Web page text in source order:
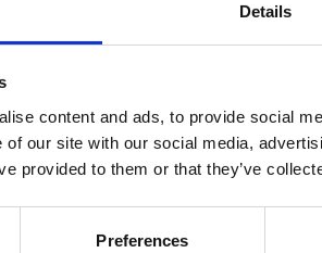
Details
content and ads, to provide social
of our site with our social media,
provided to them or that they’ve
Preferences
Person, die allein oder gemeinsam
o. Ä.) entscheidet.
speziellere Speicherdauer genannt
Löschersuchen geltend machen